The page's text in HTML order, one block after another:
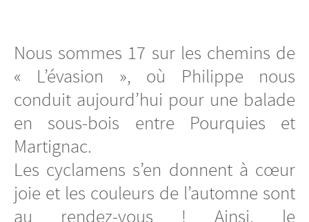
Nous sommes 17 sur les chemins de
« L’évasion », où Philippe nous
conduit aujourd’hui pour une balade
en sous-bois entre Pourquies et
Martignac.
Les cyclamens s’en donnent à cœur
joie et les couleurs de l’automne sont
au rendez-vous ! Ainsi, le